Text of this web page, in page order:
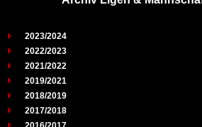
2023/2024
2022/2023
2021/2022
2019/2021
2018/2019
2017/2018